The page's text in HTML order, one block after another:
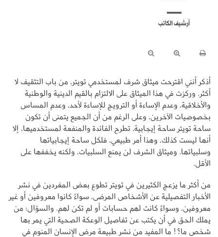
أرشيف الكاتب
أذكر أنني اقترحت ميثاق شرف لمستخدمي تويتر، من باب التثقيف لا
أكثر. وركزت في هذا الميثاق على الالتزام بالقيم الدينية والوطنية
والأخلاقية، وعدم الإساءة أو الترويج للإساءة لأحد، وعدم المساس
بخصوصيات الآخرين، وعلى الرغم من أن الجميع يتمنى أن تكون
ساحة تويتر ساحة إيجابية، تطرح الفائدة والمنفعة لمستخدميها، إلا
أنها ليست كذلك، وهذا أمر طبيعي، فلكل ساحة إيجابياتها
وسلبياتها. وميثاق الشرف لن يمنع السلبيات، ولكنه يخففها على
الأقل.
من أكثر ما يزعج الكثيرين في تويتر تطوع بعض المغردين في نشر
الأخبار التفصيلية عن الأشخاص المرضى، سواءً كانوا معروفين أو غير
معروفين، وسواءً كانت لهم حسابات أو لم تكن لهم. والسؤال: من
يملك الحق في أن يكتب عن تفاصيل الوعكة الصحية التي يمر بها
شخص ما؟! ما المفيد من نشر طبيعة مرض الإنسان المنوم في